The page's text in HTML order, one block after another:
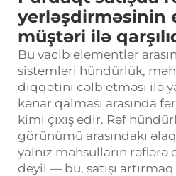
yerləşdirməsinin
müştəri ilə
Bu vacib elementlər
sistemləri hündürlük,
diqqətini cəlb etməsi ilə
kənar qalması arasında
kimi çıxış edir. Rəf
görünümü arasındakı
yalnız məhsulların
deyil — bu, satışı